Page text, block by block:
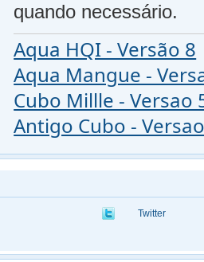
quando necessário.
Aqua HQI - Versão 8
Aqua Mangue -
Cubo Millle - Versao
Antigo Cubo -
Twitter